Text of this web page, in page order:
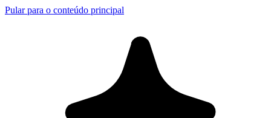
Pular para o conteúdo principal